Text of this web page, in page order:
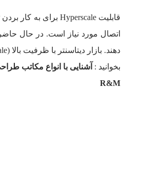
دهند. بازار دیتاسنتر با ظرفیت بالا (Hyperscale) در حال حاضر بیش از 20٪ در هر سال رشد می‌کند و در سال 2022 به میزان قابل توجه 71.2 بیلیون دلار خواهد رسید.
بخوانید : آشنایی با انواع مکاتب
R&M